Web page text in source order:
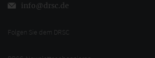
info@drsc.de
Folgen Sie dem DRSC